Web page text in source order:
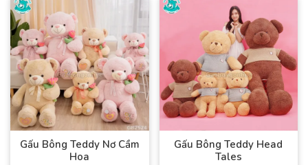
này
có
nhiều
biến
thể.
Các
tùy
chọn
có
thể
có
nhiều
biến
thể.
Các
tùy
chọn
có
thể
được
Gấu Bông Teddy Nơ Cầm
Hoa
Gấu Bông Teddy Head
Tales